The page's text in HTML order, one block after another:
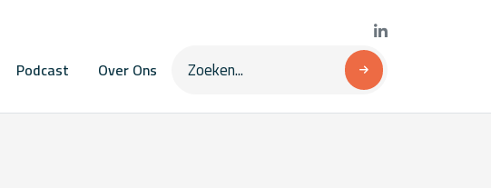
Podcast Over Ons